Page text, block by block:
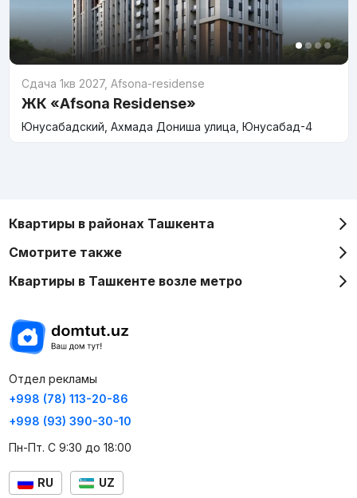
Сдача 1кв 2027, Afsona-residense
ЖК «Afsona Residense»
Юнусабадский, Ахмада Дониша улица, Юнусабад-4
Квартиры в районах Ташкента
Смотрите также
Квартиры в Ташкенте возле метро
Отдел рекламы
+998 (78) 113-20-86
+998 (93) 390-30-10
Пн-Пт. С 9:30 до 18:00
RU UZ